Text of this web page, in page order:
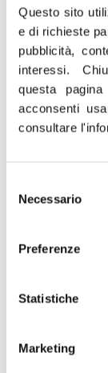
Questo sito
e di richieste
pubblicità,
interessi.
questa
acconsenti
consultare
delNecessario
Preferenze
Statistiche
Marketing
“Uscita di
il sacco sui
giorni dalle
movimento o
ripiegato su se
governo
light,
«Vittoria.
decreto
stato ritenuto